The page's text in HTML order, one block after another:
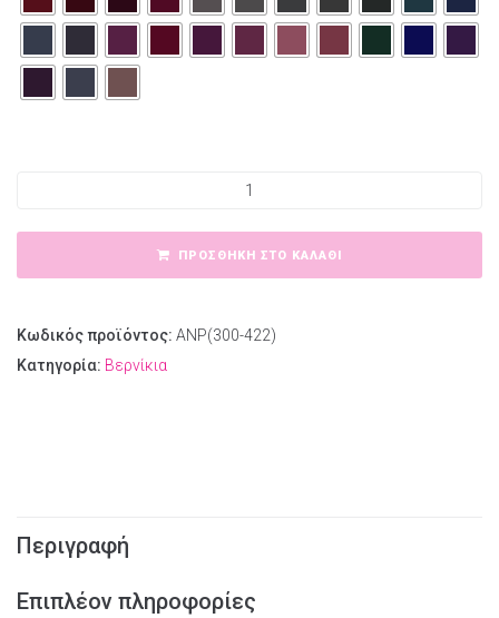
ΠΡΟΣΘΉΚΗ ΣΤΟ ΚΑΛΆΘΙ
Κωδικός προϊόντος: ANP(300-422)
Κατηγορία: Βερνίκια
Περιγραφή
Επιπλέον πληροφορίες